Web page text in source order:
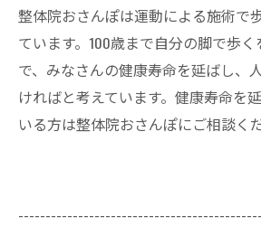
整体院おさんぽは運動による施術で
ています。100歳まで自分の脚で歩
で、みなさんの健康寿命を延ばし、
ければと考えています。健康寿命を
いる方は整体院おさんぽにご相談く